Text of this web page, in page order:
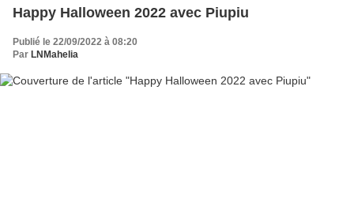
Happy Halloween 2022 avec Piupiu
Publié le 22/09/2022 à 08:20
Par LNMahelia